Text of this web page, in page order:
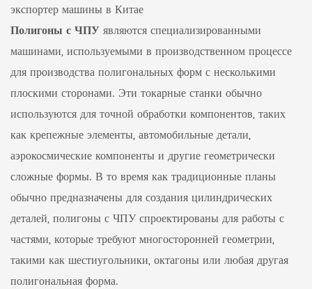
экспортер машины в Китае
Полигоны с ЧПУявляются специализированными
машинами, используемыми в производственном процессе
для производства полигональных форм с несколькими
плоскими сторонами. Эти токарные станки обычно
используются для точной обработки компонентов, таких
как крепежные элементы, автомобильные детали,
аэрокосмические компоненты и другие геометрически
сложные формы. В то время как традиционные планы
обычно предназначены для создания цилиндрических
деталей, полигоны с ЧПУ спроектированы для работы с
частями, которые требуют многосторонней геометрии,
такими как шестиугольники, октагоны или любая другая
полигональная форма.